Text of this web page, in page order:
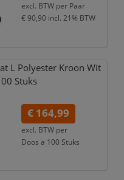
excl. BTW per Paar
€ 90,90 incl. 21% BTW
L Polyester Kroon Wit
Stuks
€ 164,99
excl. BTW per
Doos a 100 Stuks